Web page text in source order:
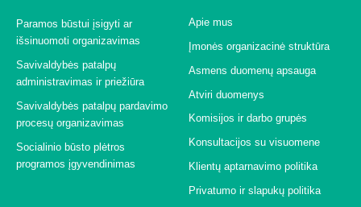
Paramos būstui įsigyti ar
išsinuomoti organizavimas
Savivaldybės patalpų
administravimas ir priežiūra
Savivaldybės patalpų pardavimo
procesų organizavimas
Socialinio būsto plėtros
programos įgyvendinimas
Apie mus
Įmonės organizacinė struktūra
Asmens duomenų apsauga
Atviri duomenys
Komisijos ir darbo grupės
Konsultacijos su visuomene
Klientų aptarnavimo politika
Privatumo ir slapukų politika